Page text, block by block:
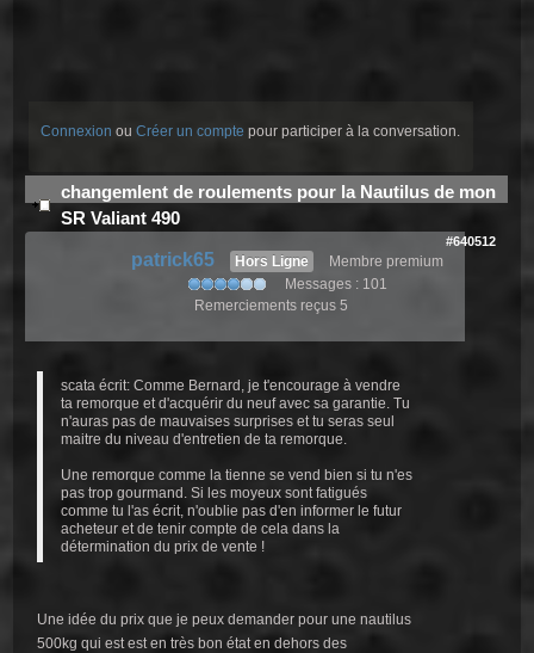
Connexion ouCréer un compte pour participer à la conversation.
changemlent de roulements pour la Nautilus de mon
SR Valiant 490
#640512
patrick65 Hors Ligne
Membre premium
Messages : 101
Remerciements reçus 5
scata écrit: Comme Bernard, je t'encourage à vendre
ta remorque et d'acquérir du neuf avec sa garantie. Tu
n'auras pas de mauvaises surprises et tu seras seul
maitre du niveau d'entretien de ta remorque.
Une remorque comme la tienne se vend bien si tu n'es
pas trop gourmand. Si les moyeux sont fatigués
comme tu l'as écrit, n'oublie pas d'en informer le futur
acheteur et de tenir compte de cela dans la
détermination du prix de vente !
Une idée du prix que je peux demander pour une nautilus
500kg qui est est en très bon état en dehors des